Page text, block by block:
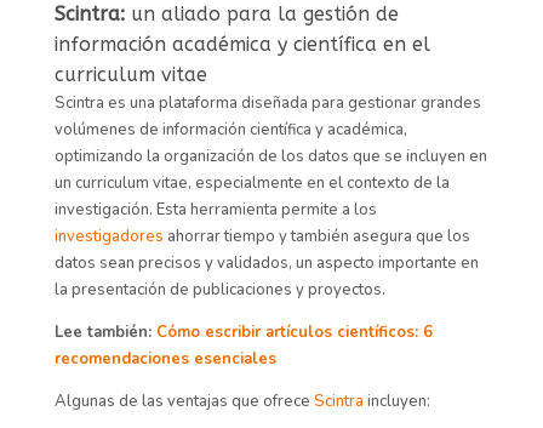
Scintra: un aliado para la gestión de
información académica y científica en el
curriculum vitae
Scintra es una plataforma diseñada para gestionar grandes
volúmenes de información científica y académica,
optimizando la organización de los datos que se incluyen en
un curriculum vitae, especialmente en el contexto de la
investigación. Esta herramienta permite a los
investigadores ahorrar tiempo y también asegura que los
datos sean precisos y validados, un aspecto importante en
la presentación de publicaciones y proyectos.
Lee también: Cómo escribir artículos científicos: 6
recomendaciones esenciales
Algunas de las ventajas que ofrece Scintra incluyen: